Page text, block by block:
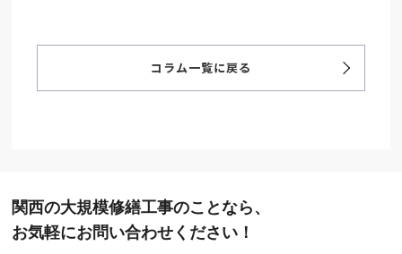
コラム一覧に戻る
関西の大規模修繕工事のことなら、
お気軽にお問い合わせください！